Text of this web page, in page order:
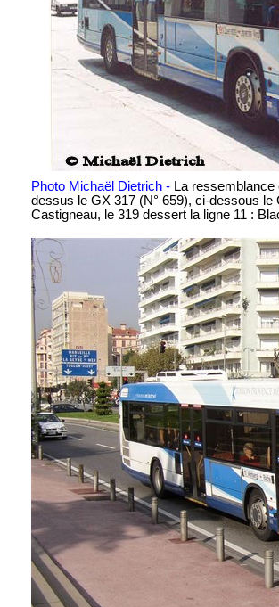
Photo Michaël Dietrich - La
dessus le GX 317 (N° 659), ci-dessous
Castigneau, le 319 dessert la ligne 11 :